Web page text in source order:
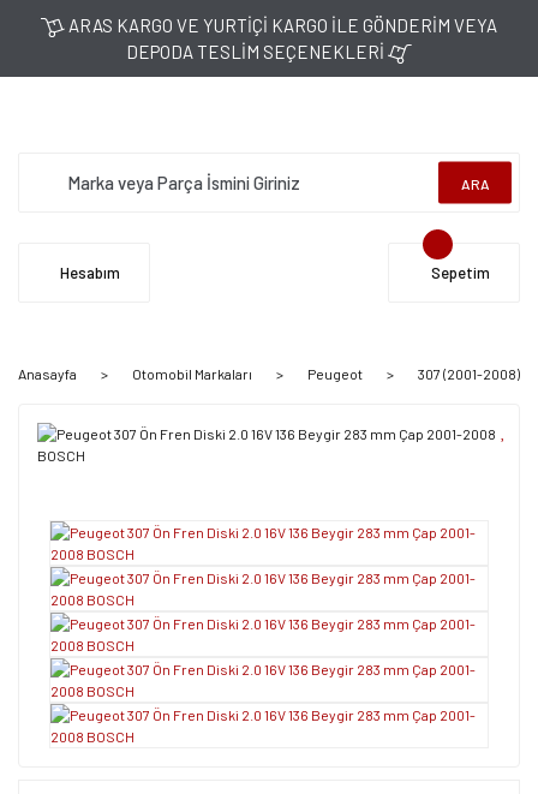
ARAS KARGO VE YURTİÇİ KARGO İLE GÖNDERİM VEYA
DEPODA TESLİM SEÇENEKLERİ
ARA
Hesabım Sepetim
Anasayfa Otomobil Markaları Peugeot 307 (2001-2008)